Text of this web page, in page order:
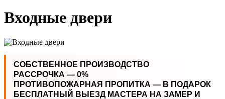
Входные двери
СОБСТВЕННОЕ ПРОИЗВОДСТВО
РАССРОЧКА — 0%
ПРОТИВОПОЖАРНАЯ ПРОПИТКА — В ПОДАРОК
БЕСПЛАТНЫЙ ВЫЕЗД МАСТЕРА НА ЗАМЕР И